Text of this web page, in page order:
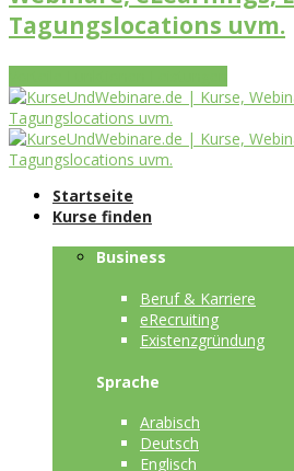
Startseite
Kurse finden
Business
Beruf & Karriere
eRecruiting
Existenzgründung
Sprache
Arabisch
Deutsch
Englisch